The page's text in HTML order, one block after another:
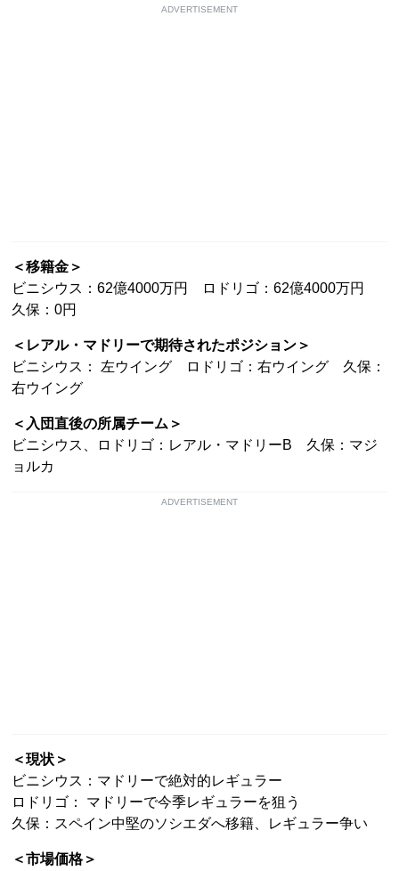
ADVERTISEMENT
＜移籍金＞
ビニシウス：62億4000万円 ロドリゴ：62億4000万円
久保：0円
＜レアル・マドリーで期待されたポジション＞
ビニシウス： 左ウイング ロドリゴ：右ウイング 久保：
右ウイング
＜入団直後の所属チーム＞
ビニシウス、ロドリゴ：レアル・マドリーB 久保：マジ
ョルカ
ADVERTISEMENT
＜現状＞
ビニシウス：マドリーで絶対的レギュラー
ロドリゴ： マドリーで今季レギュラーを狙う
久保：スペイン中堅のソシエダへ移籍、レギュラー争い
＜市場価格＞